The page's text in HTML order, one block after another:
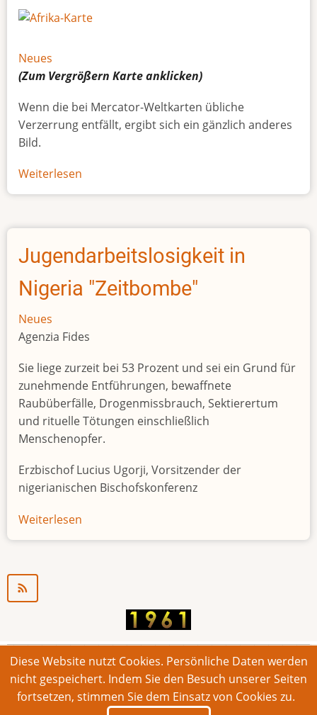
Neues
(Zum Vergrößern Karteanklicken)
Wenn die bei Mercator-Weltkarten übliche
Verzerrung entfällt, ergibt sich ein gänzlich anderes
Bild.
Weiterlesen
Afrikas
Größe
Jugendarbeitslosigkeit in
Nigeria "Zeitbombe"
Neues
Agenzia Fides
Sie liege zurzeit bei 53 Prozent und sei ein Grund für
zunehmende Entführungen, bewaffnete
Raubüberfälle, Drogenmissbrauch, Sektierertum
und rituelle Tötungen einschließlich
Menschenopfer.
Erzbischof Lucius Ugorji, Vorsitzender der
nigerianischen Bischofskonferenz
Weiterlesen
Jugendarbeitslosigkeit
© 2026 Bonner Aufruf. Alle Rechte vorbehalten.
Footer
Impressum Kontakt Intern
Diese Website nutzt Cookies. Persönliche Daten werden
nicht gespeichert. Indem Sie den Besuch unserer Seiten
fortsetzen, stimmen Sie dem Einsatz von Cookies zu.